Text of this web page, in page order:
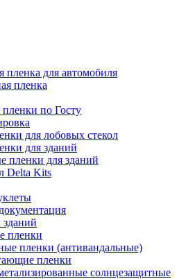
пленка для автомобиля
пленка
по Госту
для лобовых стекол
для зданий
пленки для зданий
Delta Kits
зданий
пленки
пленки (антивандальные)
пленки
солнцезащитные